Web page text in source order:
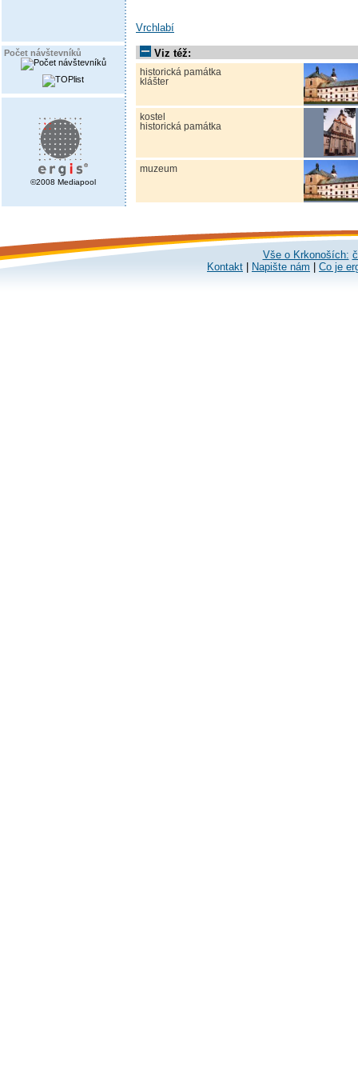
Počet návštevníků
©2008 Mediapool
Vrchlabí
Viz též:
historická památka
klášter
kostel
historická památka
muzeum
Vše o Krkonoších:
Kontakt
Napište nám Co je